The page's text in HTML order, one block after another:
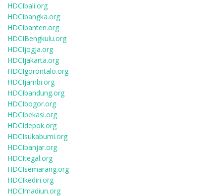
HDCIbali.org
HDCIbangka.org
HDCIbanten.org
HDCIBengkulu.org
HDCIjogja.org
HDCIjakarta.org
HDCIgorontalo.org
HDCIjambi.org
HDCIbandung.org
HDCIbogor.org
HDCIbekasi.org
HDCIdepok.org
HDCIsukabumi.org
HDCIbanjar.org
HDCItegal.org
HDCIsemarang.org
HDCIkediri.org
HDCImadiun.org